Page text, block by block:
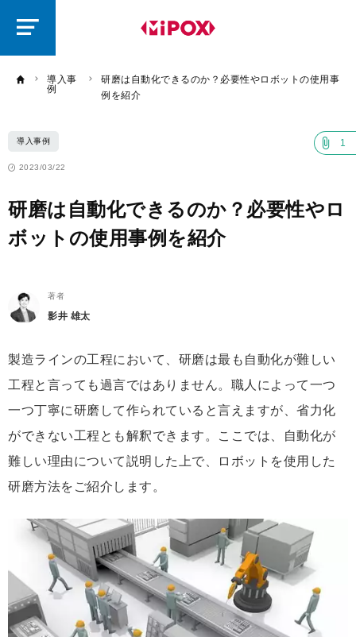
導入事
例
研磨は自動化できるのか？必要性やロボットの使用事
例を紹介
導入事例 1
2023/03/22
研磨は自動化できるのか？必要性やロ
ボットの使用事例を紹介
著者
影井 雄太
製造ラインの工程において、研磨は最も自動化が難しい
工程と言っても過言ではありません。職人によって一つ
一つ丁寧に研磨して作られていると言えますが、省力化
ができない工程とも解釈できます。ここでは、自動化が
難しい理由について説明した上で、ロボットを使用した
研磨方法をご紹介します。